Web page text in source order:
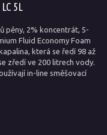
5L
pěny, 2% koncentrát, 5-
Fluid Economy Foam
která se ředí 98 až
zředí ve 200 litrech vody.
in-line směšovací